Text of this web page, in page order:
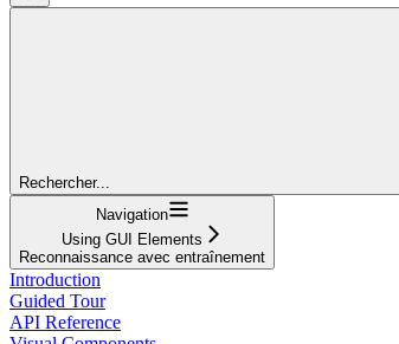
Rechercher...
Navigation
Using GUI Elements
Reconnaissance avec entraînement
Introduction
Guided Tour
API Reference